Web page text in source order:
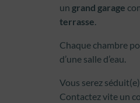
un grand garage
terrasse.
Chaque chambre
d’une salle d’eau.
Vous serez
Contactez vite un